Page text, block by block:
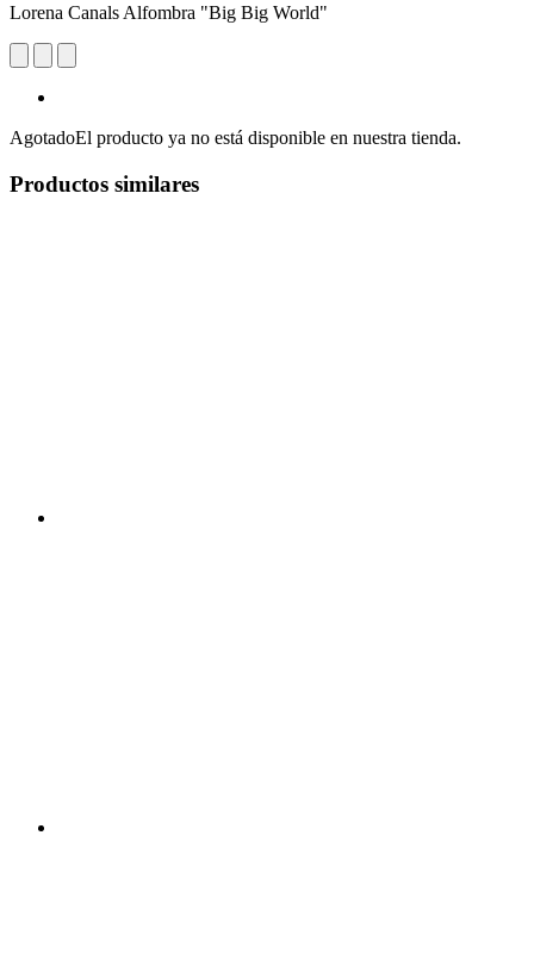
Lorena Canals Alfombra "Big Big World"
AgotadoEl producto ya no está disponible en nuestra tienda.
Productos similares